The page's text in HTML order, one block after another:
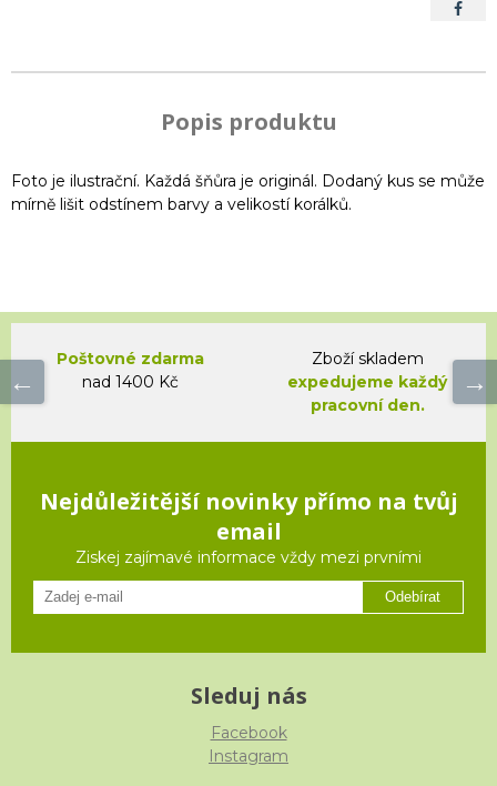
Popis produktu
Foto je ilustrační. Každá šňůra je originál. Dodaný kus se může
mírně lišit odstínem barvy a velikostí korálků.
Poštovné zdarma
nad 1400 Kč
Zboží skladem
expedujeme každý
pracovní den.
Nejdůležitější novinky přímo na tvůj
email
Ziskej zajímavé informace vždy mezi prvními
Odebírat
Sleduj nás
Facebook
Instagram